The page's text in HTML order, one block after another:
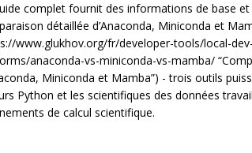
complet fournit des informations de base et
détaillée d’Anaconda, Miniconda et
www.glukhov.org/fr/developer-tools/local-dev-
anaconda-vs-miniconda-vs-mamba/
Miniconda et Mamba”) - trois outils
Python et les scientifiques des données
de calcul scientifique.